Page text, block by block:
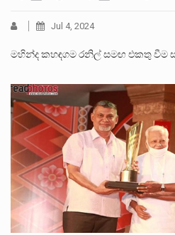
Jul 4, 2024
මහින්ද කහඳගම රනිල් සමඟ එකතු වීම